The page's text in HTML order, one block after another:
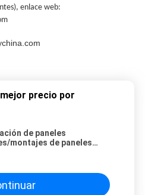
enlace web:
precio por
de paneles
montajes de paneles